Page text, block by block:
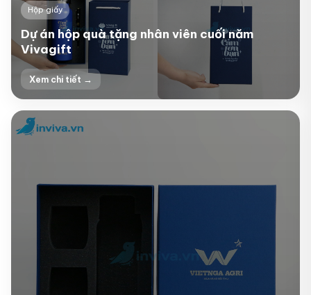
+3
Hộp giấy
Dự án hộp quà tặng nhân viên cuối năm
Vivagift
Xem chi tiết →